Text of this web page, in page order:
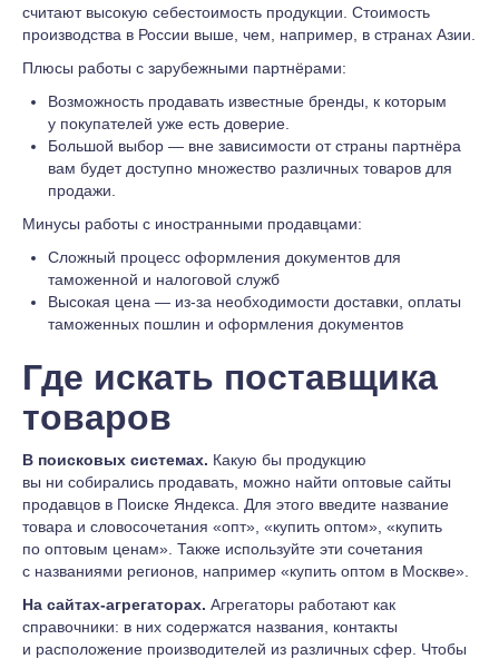
считают высокую себестоимость продукции. Стоимость
производства в России выше, чем, например, в странах Азии.
Плюсы работы с зарубежными партнёрами:
Возможность продавать известные бренды, к которым
у покупателей уже есть доверие.
Большой выбор — вне зависимости от страны партнёра
вам будет доступно множество различных товаров для
продажи.
Минусы работы с иностранными продавцами:
Сложный процесс оформления документов для
таможенной и налоговой служб
Высокая цена — из-за необходимости доставки, оплаты
таможенных пошлин и оформления документов
Где искать поставщика
товаров
В поисковых системах. Какую бы продукцию
вы ни собирались продавать, можно найти оптовые сайты
продавцов в Поиске Яндекса. Для этого введите название
товара и словосочетания «опт», «купить оптом», «купить
по оптовым ценам». Также используйте эти сочетания
с названиями регионов, например «купить оптом в Москве».
На сайтах-агрегаторах. Агрегаторы работают как
справочники: в них содержатся названия, контакты
и расположение производителей из различных сфер. Чтобы